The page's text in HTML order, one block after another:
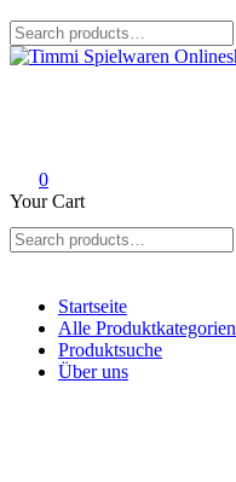
for:
0
Your Cart
for:
Startseite
Alle Produktkategorien
Produktsuche
Über uns